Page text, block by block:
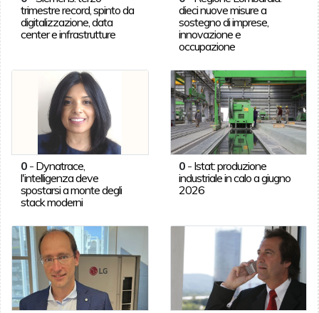
trimestre record, spinto da
digitalizzazione, data
center e infrastrutture
dieci nuove misure a
sostegno di imprese,
innovazione e
occupazione
0- Dynatrace,
l'intelligenza deve
spostarsi a monte degli
stack moderni
0 - Istat: produzione
industriale in calo a giugno
2026